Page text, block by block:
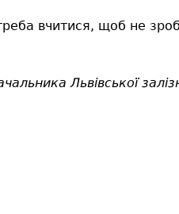
вчитися, щоб не
Львівської